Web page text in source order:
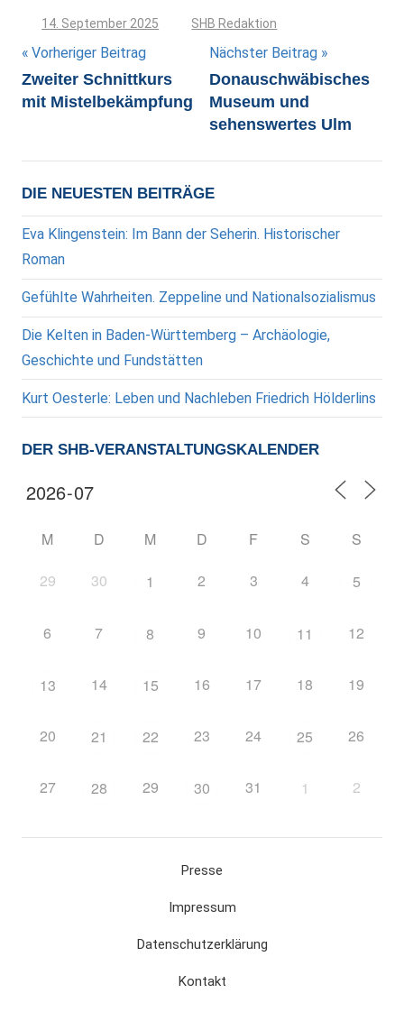
14. September 2025 SHB Redaktion
Beitragsnavigation
Vorheriger Beitrag
Zweiter Schnittkurs
mit Mistelbekämpfung
Nächster Beitrag
Donauschwäbisches
Museum und
sehenswertes Ulm
DIE NEUESTEN BEITRÄGE
Eva Klingenstein: Im Bann der Seherin. Historischer
Roman
Gefühlte Wahrheiten. Zeppeline und Nationalsozialismus
Die Kelten in Baden-Württemberg – Archäologie,
Geschichte und Fundstätten
Kurt Oesterle: Leben und Nachleben Friedrich Hölderlins
DER SHB-VERANSTALTUNGSKALENDER
M D M D F S S
29 30 1 2 3 4 5
6 7 8 9 10 11 12
13 14 15 16 17 18 19
20 21 22 23 24 25 26
27 28 29 30 31 1 2
Presse
Impressum
Datenschutzerklärung
Kontakt